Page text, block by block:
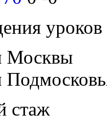
уроков
Москвы
стаж